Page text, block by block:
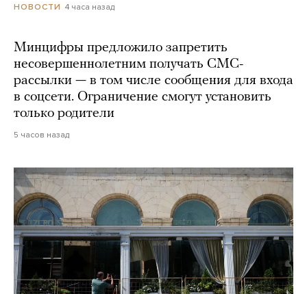
НОВОСТИ 4 часа назад
Минцифры предложило запретить
несовершеннолетним получать СМС-
рассылки — в том числе сообщения для входа
в соцсети. Ограничение смогут установить
только родители
5 часов назад